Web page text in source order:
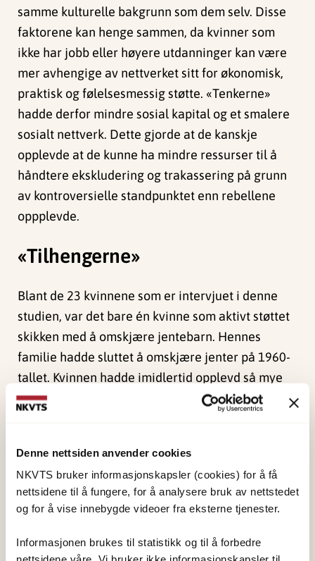
Denne nettsiden anvender cookies
NKVTS bruker informasjonskapsler (cookies) for å få
nettsidene til å fungere, for å analysere bruk av nettstedet
og for å vise innebygde videoer fra eksterne tjenester.
Informasjonen brukes til statistikk og til å forbedre
samme kulturelle bakgrunn som dem selv. Disse
faktorene kan henge sammen, da kvinner som
ikke har jobb eller høyere utdanninger kan være
mer avhengige av nettverket sitt for økonomisk,
praktisk og følelsesmessig støtte. «Tenkerne»
hadde derfor mindre sosial kapital og et smalere
sosialt nettverk. Dette gjorde at de kanskje
opplevde at de kunne ha mindre ressurser til å
håndtere ekskludering og trakassering på grunn
av kontroversielle standpunktet enn rebellene
oppplevde.
«Tilhengerne»
Blant de 23 kvinnene som er intervjuet i denne
studien, var det bare én kvinne som aktivt støttet
skikken med å omskjære jentebarn. Hennes
familie hadde sluttet å omskjære jenter på 1960-
tallet. Kvinnen hadde imidlertid opplevd så mye
gruppepress og trakassering under oppveksten i
omskjæring, fordi hun mente det var i tråd med
islamsk lære.
Kvinnen ville allikevel ikke omskjære sin egen
datter. Dette var både fordi det er forbudt i Norge,
og fordi hun oppfattet det som uklart hvordan